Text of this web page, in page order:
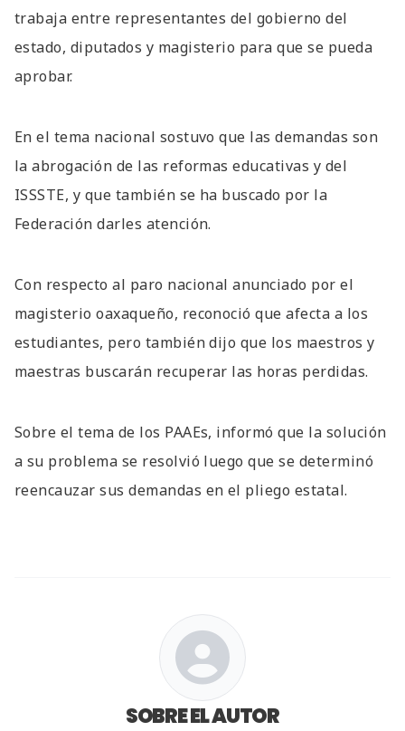
trabaja entre representantes del gobierno del
estado, diputados y magisterio para que se pueda
aprobar.
En el tema nacional sostuvo que las demandas son
la abrogación de las reformas educativas y del
ISSSTE, y que también se ha buscado por la
Federación darles atención.
Con respecto al paro nacional anunciado por el
magisterio oaxaqueño, reconoció que afecta a los
estudiantes, pero también dijo que los maestros y
maestras buscarán recuperar las horas perdidas.
Sobre el tema de los PAAEs, informó que la solución
a su problema se resolvió luego que se determinó
reencauzar sus demandas en el pliego estatal.
SOBRE EL AUTOR